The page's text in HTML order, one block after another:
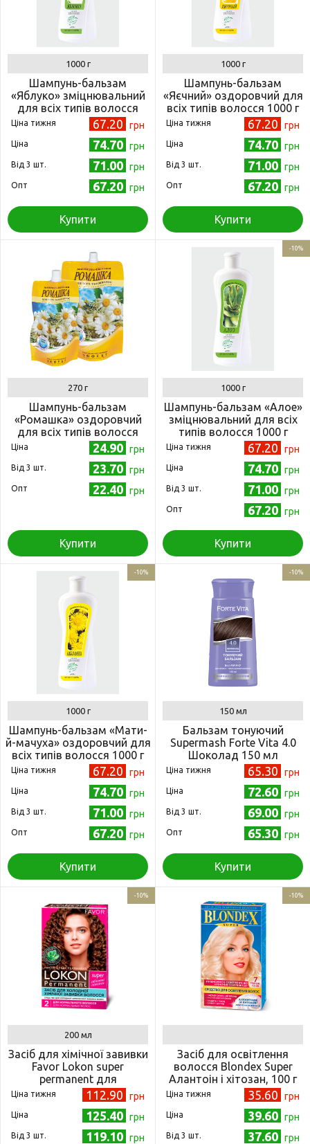
1000 г
Шампунь-бальзам
«Яблуко» зміцнювальний
для всіх типів волосся
1000 г (4820215052153)
Ціна тижня 67.20 грн
Ціна 74.70 грн
Від 3 шт. 71.00 грн
Опт 67.20 грн
Купити
1000 г
Шампунь-бальзам
«Яєчний» оздоровчий для
всіх типів волосся 1000 г
(4820215052160)
Ціна тижня 67.20 грн
Ціна 74.70 грн
Від 3 шт. 71.00 грн
Опт 67.20 грн
Купити
270 г
Шампунь-бальзам
«Ромашка» оздоровчий
для всіх типів волосся
(дой-пак) 270 г
(4820058763322)
Ціна 24.90 грн
Від 3 шт. 23.70 грн
Опт 22.40 грн
Купити
-10%
1000 г
Шампунь-бальзам «Алое»
зміцнювальний для всіх
типів волосся 1000 г
(4820215052078)
Ціна тижня 67.20 грн
Ціна 74.70 грн
Від 3 шт. 71.00 грн
Опт 67.20 грн
Купити
-10%
1000 г
Шампунь-бальзам «Мати-
й-мачуха» оздоровчий для
всіх типів волосся 1000 г
(4820215052122)
Ціна тижня 67.20 грн
Ціна 74.70 грн
Від 3 шт. 71.00 грн
Опт 67.20 грн
Купити
-10%
150 мл
Бальзам тонуючий
Supermash Forte Vita 4.0
Шоколад 150 мл
(4823001605151)
Ціна тижня 65.30 грн
Ціна 72.60 грн
Від 3 шт. 69.00 грн
Опт 65.30 грн
Купити
-10%
200 мл
Засіб для хімічної завивки
Favor Lokon super
permanent для
нормального волосся, 200
мл (4823001600101)
Ціна тижня 112.90 грн
Ціна 125.40 грн
Від 3 шт. 119.10 грн
-10%
Засіб для освітлення
волосся Blondex Super
Алантоін і хітозан, 100 г
(4823001602914)
Ціна тижня 35.60 грн
Ціна 39.60 грн
Від 3 шт. 37.60 грн